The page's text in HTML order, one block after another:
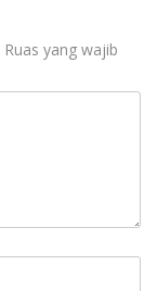
Ruas yang wajib